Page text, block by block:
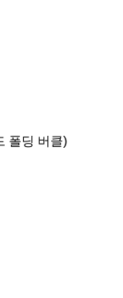
폴딩 버클)